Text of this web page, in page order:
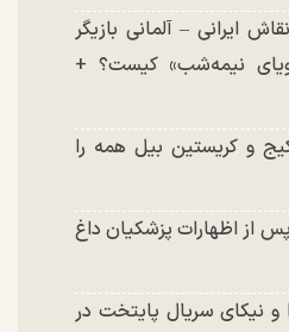
ایرانی – آلمانی بازیگر
نیمه‌شب» کیست؟ +
و کریستین بیل همه را
از اظهارات پزشکیان داغ
و نیکای سریال پایتخت در